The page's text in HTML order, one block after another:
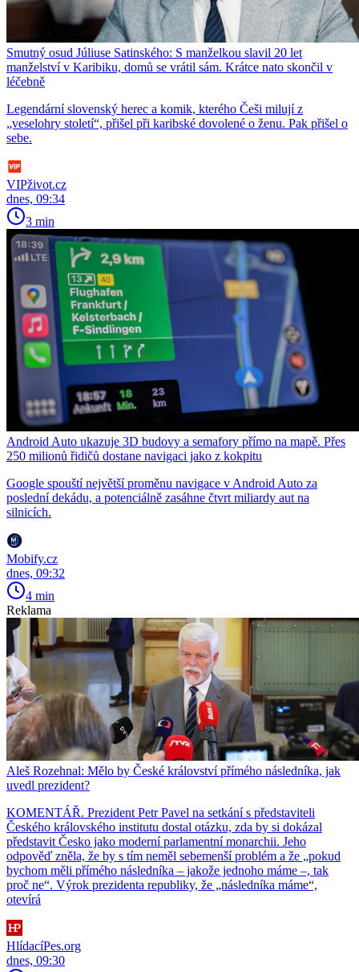
Smutný osud Júliuse Satinského: S manželkou slavil 20 let
manželství v Karibiku, domů se vrátil sám. Krátce nato skončil v
léčebně
Legendární slovenský herec a komik, kterého Češi milují z
„veselohry století“, přišel při karibské dovolené o ženu. Pak přišel o
sebe.
VIPživot.cz
dnes, 09:34
3 min
Android Auto ukazuje 3D budovy a semafory přímo na mapě. Přes
250 milionů řidičů dostane navigaci jako z kokpitu
Google spouští největší proměnu navigace v Android Auto za
poslední dekádu, a potenciálně zasáhne čtvrt miliardy aut na
silnicích.
Mobify.cz
dnes, 09:32
4 min
Reklama
Aleš Rozehnal: Mělo by České království přímého následníka, jak
uvedl prezident?
KOMENTÁŘ. Prezident Petr Pavel na setkání s představiteli
Českého královského institutu dostal otázku, zda by si dokázal
představit Česko jako moderní parlamentní monarchii. Jeho
odpověď zněla, že by s tím neměl sebemenší problém a že „pokud
bychom měli přímého následníka – jakože jednoho máme –, tak
proč ne“. Výrok prezidenta republiky, že „následníka máme“,
otevírá
HlídacíPes.org
dnes, 09:30